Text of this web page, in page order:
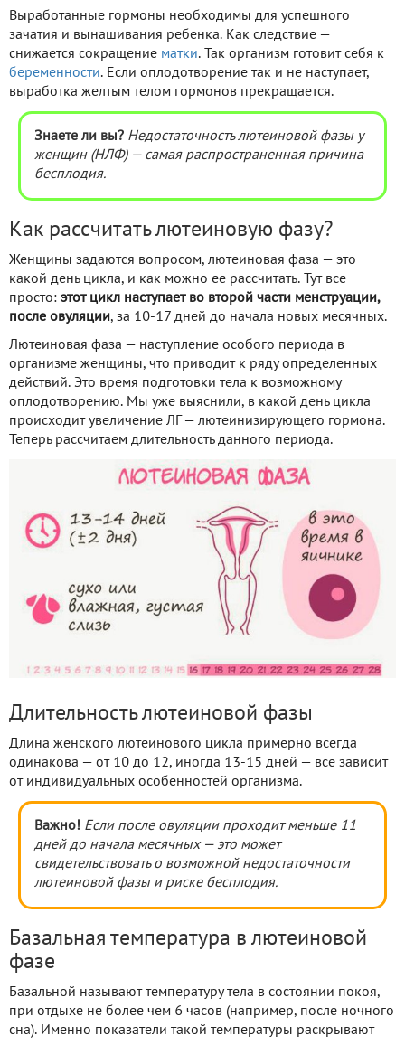
Выработанные гормоны необходимы для успешного
зачатия и вынашивания ребенка. Как следствие —
снижается сокращение матки. Так организм готовит себя к
беременности. Если оплодотворение так и не наступает,
выработка желтым телом гормонов прекращается.
Знаете ли вы? Недостаточность лютеиновой фазы у
женщин (НЛФ) — самая распространенная причина
бесплодия.
Как рассчитать лютеиновую фазу?
Женщины задаются вопросом, лютеиновая фаза — это
какой день цикла, и как можно ее рассчитать. Тут все
просто: этот цикл наступает во второй части менструации,
после овуляции, за 10-17 дней до начала новых месячных.
Лютеиновая фаза — наступление особого периода в
организме женщины, что приводит к ряду определенных
действий. Это время подготовки тела к возможному
оплодотворению. Мы уже выяснили, в какой день цикла
происходит увеличение ЛГ — лютеинизирующего гормона.
Теперь рассчитаем длительность данного периода.
Длительность лютеиновой фазы
Длина женского лютеинового цикла примерно всегда
одинакова — от 10 до 12, иногда 13-15 дней — все зависит
от индивидуальных особенностей организма.
Важно! Если после овуляции проходит меньше 11
дней до начала месячных — это может
свидетельствовать о возможной недостаточности
лютеиновой фазы и риске бесплодия.
Базальная температура в лютеиновой
фазе
Базальной называют температуру тела в состоянии покоя,
при отдыхе не более чем 6 часов (например, после ночного
сна). Именно показатели такой температуры раскрывают